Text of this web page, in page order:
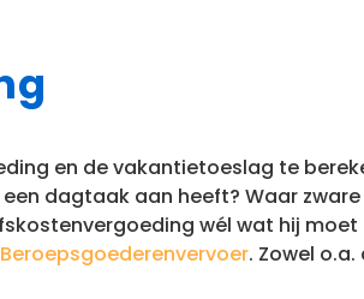
en de vakantietoeslag te
dagtaak aan heeft? Waar
wél wat hij
. Zowel